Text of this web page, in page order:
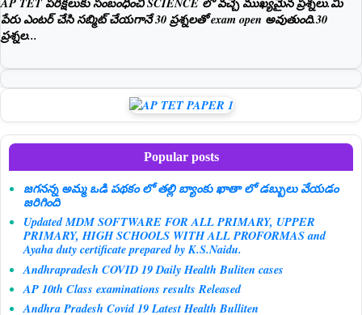
పేరు ఎంటర్ చేసి సబ్మిట్ చేయగానే 30 ప్రశ్నలతో exam open అవుతుంది.30
ప్రశ్నల...
Popular posts
జగనన్న అమ్మ ఒడి పథకం లో తల్లి బ్యాంకు ఖాతా లో డబ్బులు వేయడం
జరిగింది
Updated MDM SOFTWARE FOR ALL PRIMARY, UPPER
PRIMARY, HIGH SCHOOLS WITH ALL PROFORMAS and
Ayaha duty certificate prepared by K.S.Naidu.
Andhrapradesh COVID 19 Daily Health Buliten cases
AP 10th Class examinations results Released
Andhra Pradesh Covid 19 Latest Health Bulliten